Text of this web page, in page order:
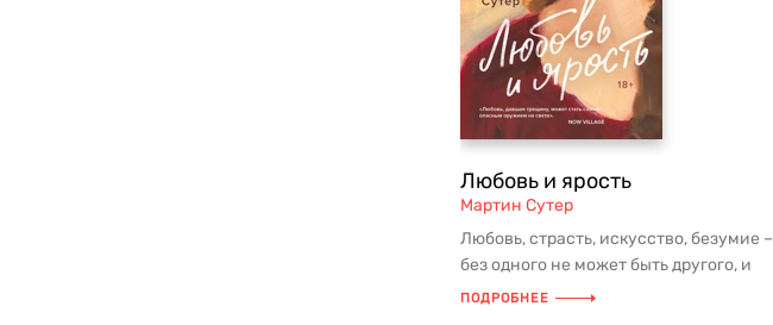
Любовь и ярость
Мартин Сутер
Любовь, страсть, искусство, безумие –
без одного не может быть другого, и
лишь всё вместе образует п...
ПОДРОБНЕЕ